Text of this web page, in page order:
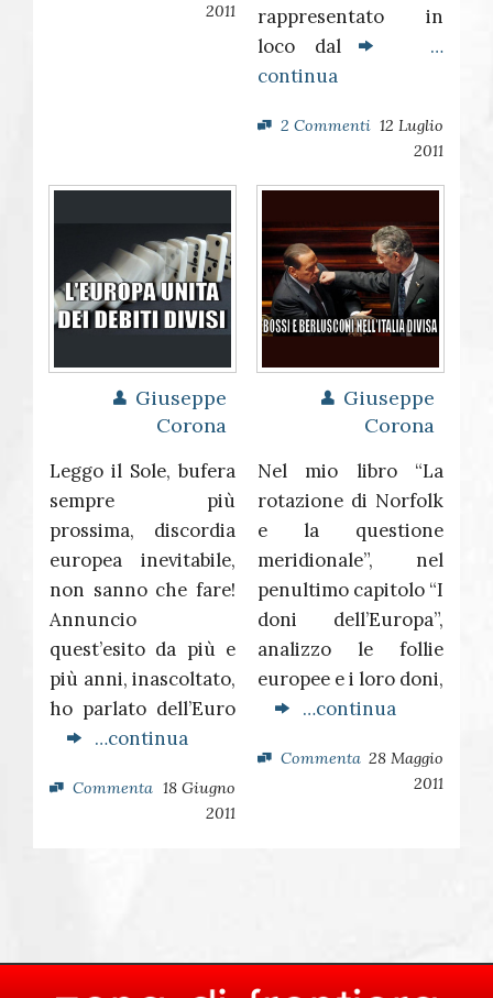
2011
rappresentato in
loco dal
…
continua
2 Commenti 12 Luglio
2011
Giuseppe
Corona
Leggo il Sole, bufera
sempre più
prossima, discordia
europea inevitabile,
non sanno che fare!
Annuncio
quest’esito da più e
più anni, inascoltato,
ho parlato dell’Euro
…continua
Commenta 18 Giugno
2011
Giuseppe
Corona
Nel mio libro “La
rotazione di Norfolk
e la questione
meridionale”, nel
penultimo capitolo “I
doni dell’Europa”,
analizzo le follie
europee e i loro doni,
…continua
Commenta 28 Maggio
2011